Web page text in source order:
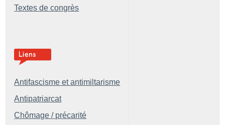
Textes de congrès
Antifascisme et antimiltarisme
Antipatriarcat
Chômage / précarité